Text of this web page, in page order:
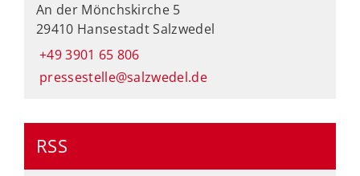
An der Mönchskirche 5
29410 Hansestadt Salzwedel
+49 3901 65 806
pressestelle@salzwedel.de
RSS